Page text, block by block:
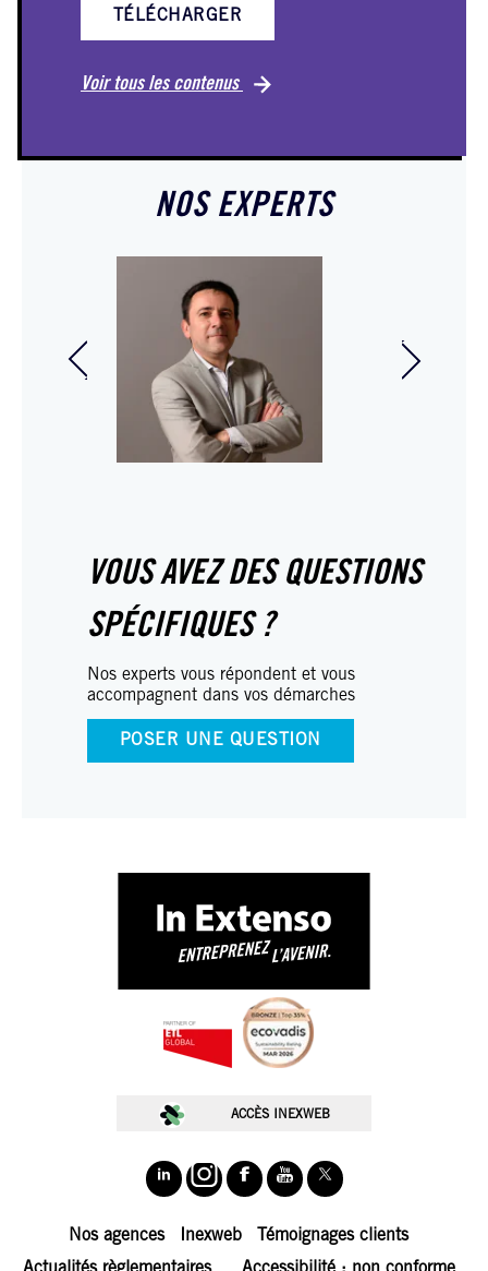
TÉLÉCHARGER
Voir tous les contenus
NOS EXPERTS
Directeur général -
Associé In Extenso
Tourisme Culture et
VOUS AVEZ DES QUESTIONS
SPÉCIFIQUES ?
Nos experts vous répondent et vous
accompagnent dans vos démarches
POSER UNE QUESTION
ACCÈS INEXWEB
Nos agences Inexweb
Témoignages clients